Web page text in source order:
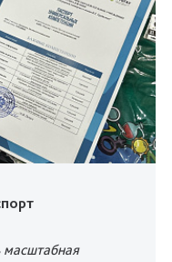
масштабная